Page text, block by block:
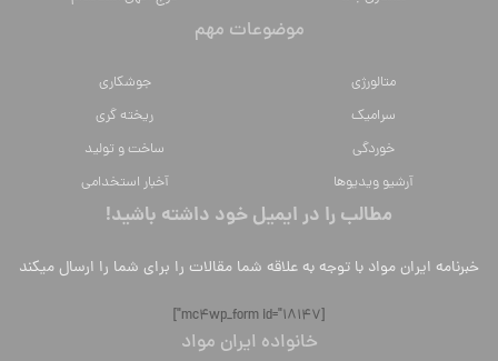
موضوعات مهم
متالورژي
جوشکاری
سراميك
ریخته گری
خوردگی
ساخت و تولید
آرشیو ویدیوها
آخبار استخدامی
مطالب را در ایمیل خود داشته باشید!
خبرنامه ایران مواد با توجه به علاقه شما مقالات را برای شما را ارسال میکند
[mc4wp_form id="18147"]
خانواده ایران مواد